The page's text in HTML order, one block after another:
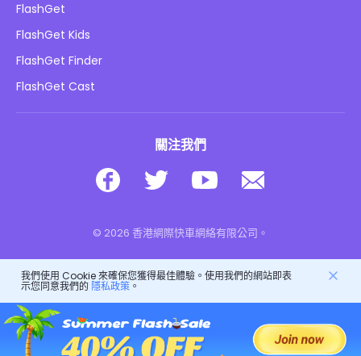
隱私政策
廣告政策
不要出售我的資訊
部落格
兒童在線安全
下載
FlashGet
FlashGet Kids
FlashGet Finder
FlashGet Cast
關注我們
© 2026 香港網際快車網絡有限公司。
我們使用 Cookie 來確保您獲得最佳體驗。使用我們的網站即表
示您同意我們的 隱私政策。